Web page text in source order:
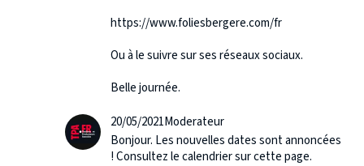
https://www.foliesbergere.com/fr
Ou à le suivre sur ses réseaux sociaux.
Belle journée.
20/05/2021Moderateur
Bonjour. Les nouvelles dates sont annoncées
! Consultez le calendrier sur cette page.